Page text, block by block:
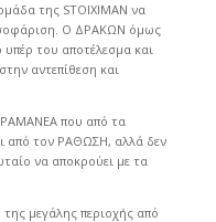
της STOIXIMAN να
ισοφάριση. Ο ΔΡΑΚΩΝ όμως
του αποτέλεσμα και
αντεπίθεση και
που από τα
από τον ΡΑΘΩΣΗ, αλλά δεν
να αποκρούει με τα
μεγάλης περιοχής από